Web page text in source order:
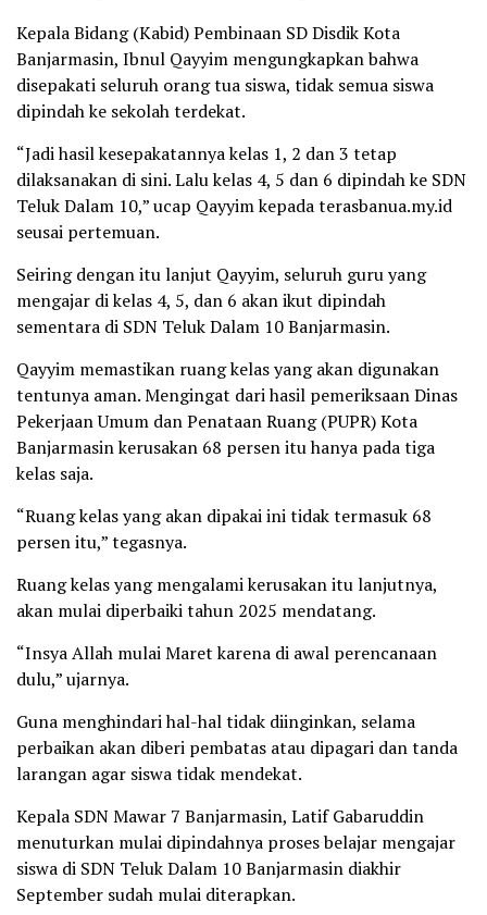
Kepala Bidang (Kabid) Pembinaan SD Disdik Kota
Banjarmasin, Ibnul Qayyim mengungkapkan bahwa
disepakati seluruh orang tua siswa, tidak semua siswa
dipindah ke sekolah terdekat.
“Jadi hasil kesepakatannya kelas 1, 2 dan 3 tetap
dilaksanakan di sini. Lalu kelas 4, 5 dan 6 dipindah ke SDN
Teluk Dalam 10,” ucap Qayyim kepada terasbanua.my.id
seusai pertemuan.
Seiring dengan itu lanjut Qayyim, seluruh guru yang
mengajar di kelas 4, 5, dan 6 akan ikut dipindah
sementara di SDN Teluk Dalam 10 Banjarmasin.
Qayyim memastikan ruang kelas yang akan digunakan
tentunya aman. Mengingat dari hasil pemeriksaan Dinas
Pekerjaan Umum dan Penataan Ruang (PUPR) Kota
Banjarmasin kerusakan 68 persen itu hanya pada tiga
kelas saja.
“Ruang kelas yang akan dipakai ini tidak termasuk 68
persen itu,” tegasnya.
Ruang kelas yang mengalami kerusakan itu lanjutnya,
akan mulai diperbaiki tahun 2025 mendatang.
“Insya Allah mulai Maret karena di awal perencanaan
dulu,” ujarnya.
Guna menghindari hal-hal tidak diinginkan, selama
perbaikan akan diberi pembatas atau dipagari dan tanda
larangan agar siswa tidak mendekat.
Kepala SDN Mawar 7 Banjarmasin, Latif Gabaruddin
menuturkan mulai dipindahnya proses belajar mengajar
siswa di SDN Teluk Dalam 10 Banjarmasin diakhir
September sudah mulai diterapkan.